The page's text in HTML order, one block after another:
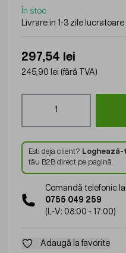
În stoc
Livrare in 1-3 zile lucratoare
297,54 lei
245,90 lei (fără TVA)
Esti deja client? Loghează-
tău B2B direct pe pagină.
Comandă telefonic la:
0755 049 259
(L-V: 08:00 - 17:00)
Adaugă la favorite